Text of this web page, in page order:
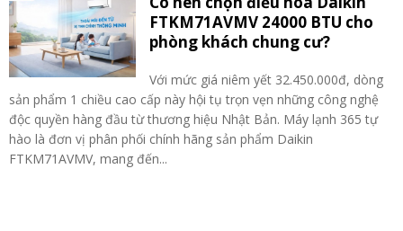
FTKM71AVMV 24000 BTU cho
phòng khách chung cư?
Với mức giá niêm yết 32.450.000đ, dòng
sản phẩm 1 chiều cao cấp này hội tụ trọn vẹn những công nghệ
độc quyền hàng đầu từ thương hiệu Nhật Bản. Máy lạnh 365 tự
hào là đơn vị phân phối chính hãng sản phẩm Daikin
FTKM71AVMV, mang đến...